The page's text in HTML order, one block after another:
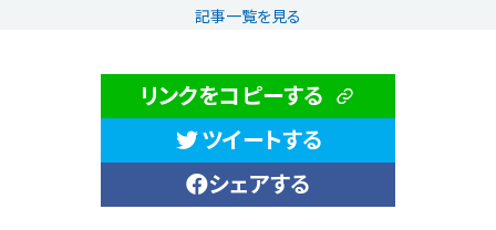
記事一覧を見る
リンクをコピーする
ツイートする
シェアする